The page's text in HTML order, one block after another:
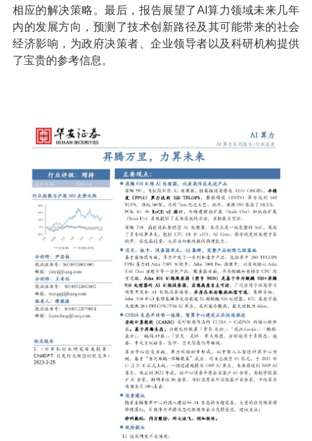
相应的解决策略。最后，报告展望了AI算力领域未来几年
内的发展方向，预测了技术创新路径及其可能带来的社会
经济影响，为政府决策者、企业领导者以及科研机构提供
了宝贵的参考信息。